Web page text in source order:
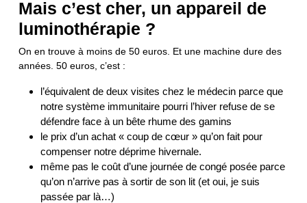
Mais c’est cher, un appareil de
luminothérapie ?
On en trouve à moins de 50 euros. Et une machine dure des
années. 50 euros, c’est :
l’équivalent de deux visites chez le médecin parce que
notre système immunitaire pourri l’hiver refuse de se
défendre face à un bête rhume des gamins
le prix d’un achat « coup de cœur » qu’on fait pour
compenser notre déprime hivernale.
même pas le coût d’une journée de congé posée parce
qu’on n’arrive pas à sortir de son lit (et oui, je suis
passée par là…)